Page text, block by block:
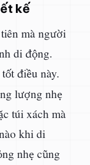
kế
mà người
di động.
điều này.
lượng nhẹ
túi xách mà
khi di
nhẹ cũng